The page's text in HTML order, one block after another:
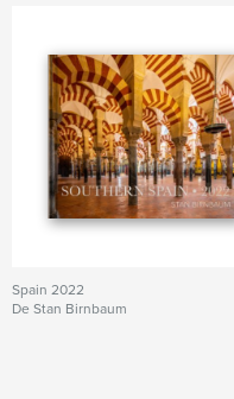
Spain 2022
De Stan Birnbaum